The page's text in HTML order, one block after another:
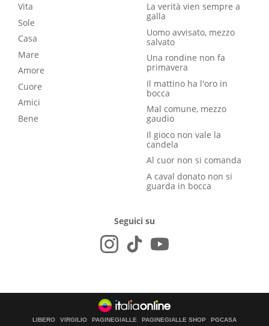
Vita
Sole
Casa
Mare
Amore
Cuore
Amici
Bene
La verità vien sempre a
galla
Uomo avvisato, mezzo
salvato
Una rondine non fa
primavera
Il mattino ha l'oro in
bocca
Mal comune, mezzo
gaudio
Il gioco non vale la
candela
Al cuor non si comanda
A caval donato non si
guarda in bocca
Seguici su
LIBERO VIRGILIO PAGINEGIALLE PAGINEGIALLE SHOP PGCASA